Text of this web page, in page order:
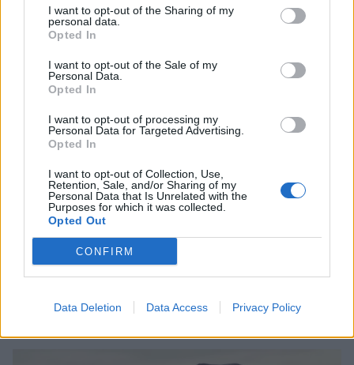
I want to opt-out of the Sharing of my
personal data.
Opted In
I want to opt-out of the Sale of my
Personal Data.
Opted In
I want to opt-out of processing my
Personal Data for Targeted Advertising.
Opted In
I want to opt-out of Collection, Use,
Retention, Sale, and/or Sharing of my
Personal Data that Is Unrelated with the
Purposes for which it was collected.
Opted Out
CONFIRM
Data Deletion Data Access Privacy Policy
φάρσα που κατέληξε σε…καβγά!
CELEBRITIES
Άννα Βίσση: Συνεχίζει τις διακοπές της στο